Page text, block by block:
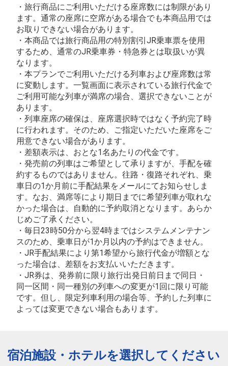
・旅行商品にご利用いただける座席数には制限があり
ます。通常の座席に空席がある場合でも本商品用では
お取りできない場合があります。
・本商品では旅行商品用の特別割引JR乗車票を使用
するため、通常のJR乗車券・特急券とは取扱いが異
なります。
・本プランでご利用いただける列車および座席数は常
に変動します。一覧画面に表示されている旅行代金で
ご利用可能な列車が満席の場合、選択できないことが
あります。
・列車座席の確保は、座席選択時ではなく予約完了時
に行われます。そのため、ご指定いただいた座席をご
用意できない場合があります。
・差額表示は、おとな1名あたりの代金です。
・発売前の列車はご希望として承りますが、手配を確
約するものではありません。往路・復路それぞれ、乗
車日の1か月前に手配結果をメールにてお知らせしま
す。なお、満席等により期日までに希望列車が取れな
かった場合は、自動的に予約取消となります。あらか
じめご了承ください。
・毎日23時50分から翌4時まではシステムメンテナン
スのため、乗車日が1か月以内の予約はできません。
・JR手配結果により第1希望から旅行代金が増額とな
った場合は、差額をお支払いいただきます。
・JR券は、発券前に限り旅行出発日前日まで同日・
同一区間・同一種別の列車への変更が1回に限り可能
です。但し、限定列車利用の場合等、予約した列車に
よっては変更できない場合もあります。
宿泊施設・ホテルを選択してください